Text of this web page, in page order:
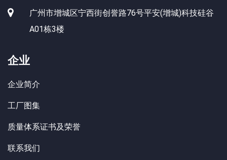
广州市增城区宁西街创誉路76号平安(增城)科技硅谷
A01栋3楼
企业
企业简介
工厂图集
质量体系证书及荣誉
联系我们